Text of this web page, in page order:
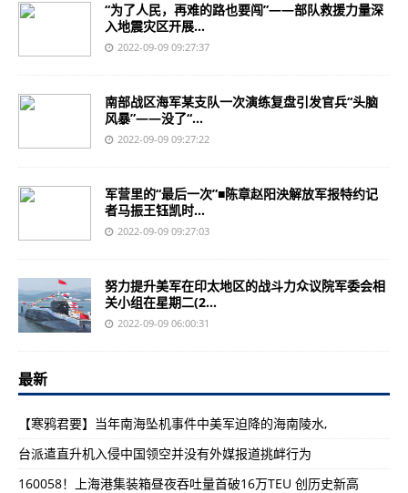
“为了人民，再难的路也要闯”——部队救援力量深
入地震灾区开展...
2022-09-09 09:27:37
南部战区海军某支队一次演练复盘引发官兵“头脑
风暴”——没了“...
2022-09-09 09:27:22
军营里的“最后一次”■陈章赵阳泱解放军报特约记
者马振王钰凯时...
2022-09-09 09:27:03
努力提升美军在印太地区的战斗力众议院军委会相
关小组在星期二(2...
2022-09-09 06:00:31
最新
【寒鸦君要】当年南海坠机事件中美军迫降的海南陵水,
台派遣直升机入侵中国领空并没有外媒报道挑衅行为
160058！上海港集装箱昼夜吞吐量首破16万TEU 创历史新高